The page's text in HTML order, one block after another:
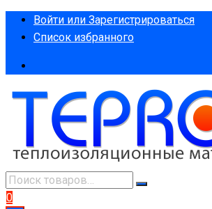
ПерейтиВойти или Зарегистрироваться
Список избранного
0